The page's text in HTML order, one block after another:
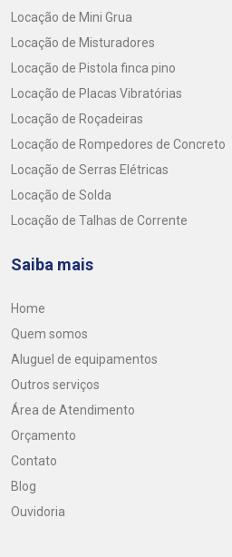
Locação de Mini Grua
Locação de Misturadores
Locação de Pistola finca pino
Locação de Placas Vibratórias
Locação de Roçadeiras
Locação de Rompedores de Concreto
Locação de Serras Elétricas
Locação de Solda
Locação de Talhas de Corrente
Saiba mais
Home
Quem somos
Aluguel de equipamentos
Outros serviços
Área de Atendimento
Orçamento
Contato
Blog
Ouvidoria